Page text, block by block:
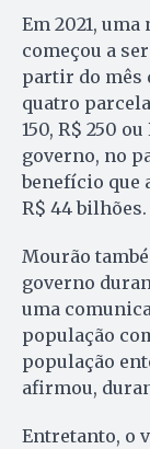
Em 2021,
começou a
partir do mês
quatro
150, R$ 250
governo, no
benefício que
R$ 44 bilhões.
Mourão
governo
uma
população
população
afirmou,
Entretanto, o